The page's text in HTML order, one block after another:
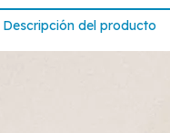
Descripción del producto